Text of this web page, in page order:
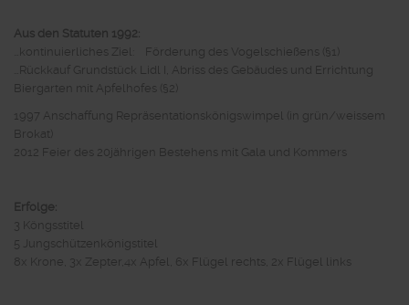
Aus den Statuten 1992:
…kontinuierliches Ziel: Förderung des Vogelschießens (§1)
…Rückkauf Grundstück Lidl I, Abriss des Gebäudes und Errichtung
Biergarten mit Apfelhofes (§2)
1997 Anschaffung Repräsentationskönigswimpel (in grün/weissem
Brokat)
2012 Feier des 20jährigen Bestehens mit Gala und Kommers
Erfolge:
3 Köngsstitel
5 Jungschützenkönigstitel
8x Krone, 3x Zepter,4x Apfel, 6x Flügel rechts, 2x Flügel links